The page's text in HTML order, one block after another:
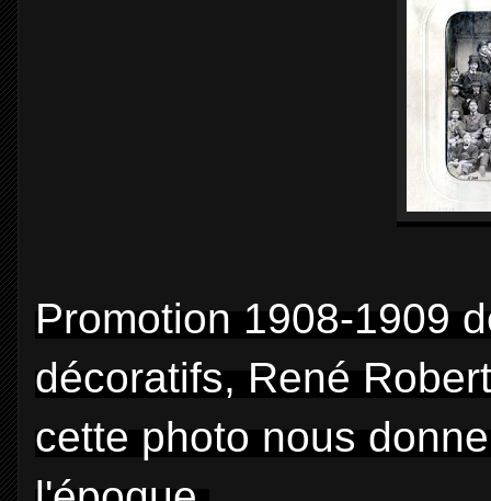
Promotion 1908-1909
décoratifs, René
cette photo nous